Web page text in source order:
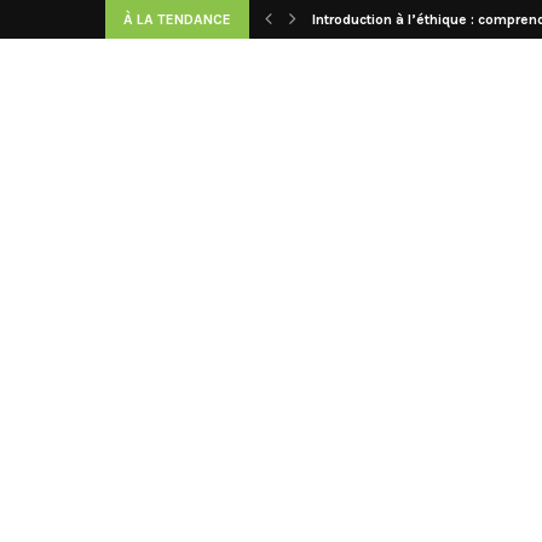
À LA TENDANCE Introduction à l’éthique :